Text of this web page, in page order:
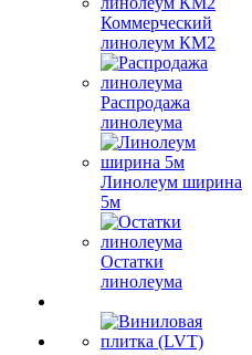
Коммерческий
линолеум КМ2
Распродажа
линолеума
Линолеум ширина
5м
Остатки
линолеума